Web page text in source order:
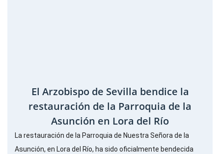
El Arzobispo de Sevilla bendice la
restauración de la Parroquia de la
Asunción en Lora del Río
La restauración de la Parroquia de Nuestra Señora de la
Asunción, en Lora del Río, ha sido oficialmente bendecida